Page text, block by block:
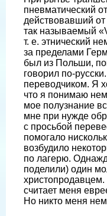
пневматический
действовавший
так называемый
т. е. этнический
за пределами
был из Польши,
говорил по-
переводчиком. Я
что я понимаю
мое полузнание
мне при нужде
с просьбой
помогало
возбудило
по лагерю.
поделили) один
христопродавцем.
считает меня
Но никто меня